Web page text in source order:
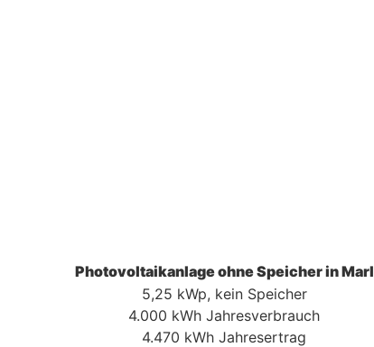
Photovoltaikanlage ohne Speicher in Marl
5,25 kWp, kein Speicher
4.000 kWh Jahresverbrauch
4.470 kWh Jahresertrag